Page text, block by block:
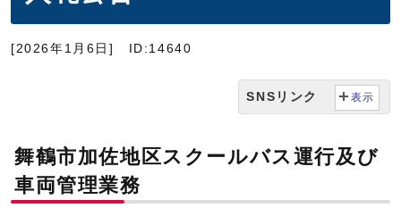
[2026年1月6日] ID:14640
SNSリンク 表示
舞鶴市加佐地区スクールバス運行及び
車両管理業務